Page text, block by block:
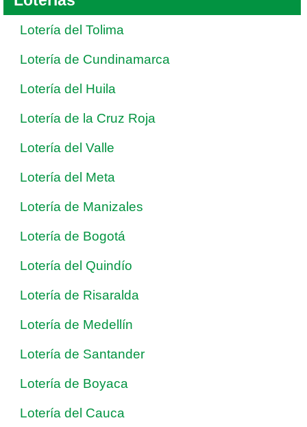
Lotería del Tolima
Lotería de Cundinamarca
Lotería del Huila
Lotería de la Cruz Roja
Lotería del Valle
Lotería del Meta
Lotería de Manizales
Lotería de Bogotá
Lotería del Quindío
Lotería de Risaralda
Lotería de Medellín
Lotería de Santander
Lotería de Boyaca
Lotería del Cauca